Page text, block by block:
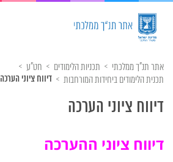
אתר תנ"ך ממלכתי תכניות הלימודים
חט"ע
תכנית הלימודים ביחידות המורחבות
דיווח ציוני הערכה
דיווח ציוני הערכה
דיווח ציוני ההערכה